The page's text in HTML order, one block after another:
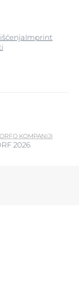
Imprint
O KOMPANIJI
2026